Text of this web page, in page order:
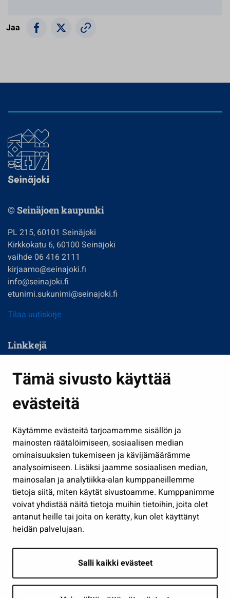
Tämä sivusto käyttää
evästeitä
Käytämme evästeitä tarjoamamme sisällön ja
mainosten räätälöimiseen, sosiaalisen median
ominaisuuksien tukemiseen ja kävijämäärämme
analysoimiseen. Lisäksi jaamme sosiaalisen median,
mainosalan ja analytiikka-alan kumppaneillemme
tietoja siitä, miten käytät sivustoamme. Kumppanimme
voivat yhdistää näitä tietoja muihin tietoihin, joita olet
antanut heille tai joita on kerätty, kun olet käyttänyt
heidän palvelujaan.
Salli kaikki evästeet
Jaa
© Seinäjoen kaupunki
PL 215, 60101 Seinäjoki
Kirkkokatu 6, 60100 Seinäjoki
vaihde 06 416 2111
kirjaamo@seinajoki.fi
info@seinajoki.fi
etunimi.sukunimi@seinajoki.fi
Tilaa uutiskirje
Linkkejä
Kasvatus ja opetus
Kulttuuri ja liikunta
Työ ja yrittäminen
Osallistu ja asioi
Näytä omat evästeasetukseni
Seuraa meitä